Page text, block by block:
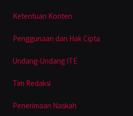
Ketentuan Konten
Penggunaan dan Hak Cipta
Undang-Undang ITE
Tim Redaksi
Penerimaan Naskah